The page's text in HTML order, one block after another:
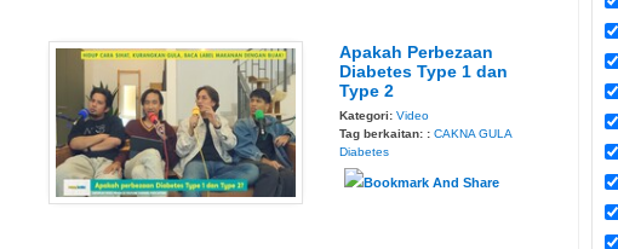
Apakah Perbezaan
Diabetes Type 1 dan
Type 2
Kategori:Video
Tag berkaitan: :CAKNA GULA
Diabetes